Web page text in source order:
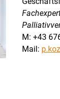
M: +43
Mail: